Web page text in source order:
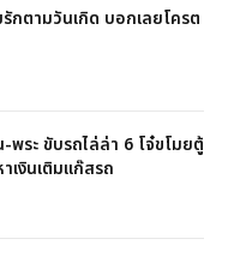
กตามวันเกิด บอกเลยโครต
พระ ขับรถไล่ล่า 6 โจ๋ขโมยตู้
เงินเติมแก๊สรถ